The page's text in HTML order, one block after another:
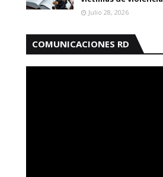
Julio 28, 2026
COMUNICACIONES RD